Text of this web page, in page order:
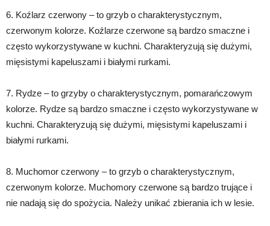
6. Koźlarz czerwony – to grzyb o charakterystycznym,
czerwonym kolorze. Koźlarze czerwone są bardzo smaczne i
często wykorzystywane w kuchni. Charakteryzują się dużymi,
mięsistymi kapeluszami i białymi rurkami.
7. Rydze – to grzyby o charakterystycznym, pomarańczowym
kolorze. Rydze są bardzo smaczne i często wykorzystywane w
kuchni. Charakteryzują się dużymi, mięsistymi kapeluszami i
białymi rurkami.
8. Muchomor czerwony – to grzyb o charakterystycznym,
czerwonym kolorze. Muchomory czerwone są bardzo trujące i
nie nadają się do spożycia. Należy unikać zbierania ich w lesie.